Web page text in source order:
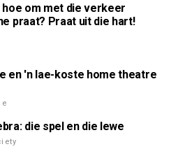
hoe om met die verkeer
praat? Praat uit die hart!
en 'n lae-koste home theatre
die spel en die lewe